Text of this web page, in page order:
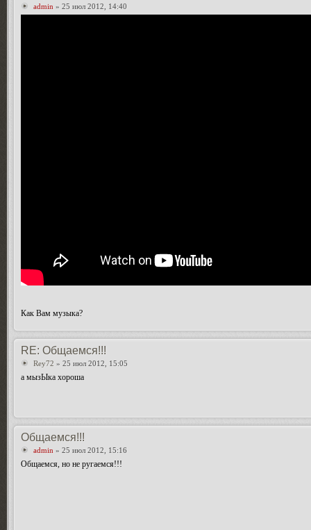
admin » 25 июл 2012, 14:40
Как Вам музыка?
RE: Общаемся!!!
Rey72 » 25 июл 2012, 15:05
а мызЫка хороша
Общаемся!!!
admin » 25 июл 2012, 15:16
Общаемся, но не ругаемся!!!